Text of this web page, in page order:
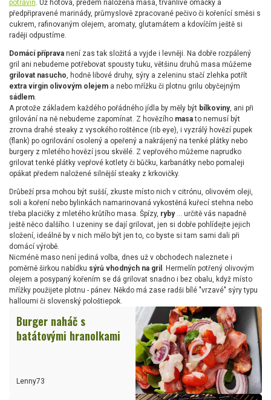
potravin. Už hotová, předem naložená masa, trvanlivé omáčky a
předpřipravené marinády, průmyslově zpracované pečivo či kořenící směsi s
cukrem, rafinovaným olejem, aromaty, glutamátem a kdovíčím ještě si
raději odpustíme.
Domácí příprava není zas tak složitá a vyjde i levněji. Na dobře rozpálený
gril ani nebudeme potřebovat spousty tuku, většinu druhů masa můžeme
grilovat nasucho, hodně libové druhy, sýry a zeleninu stačí zlehka potřít
extra virgin olivovým olejem a nebo mřížku či plotnu grilu obyčejným
sádlem.
A protože základem každého pořádného jídla by měly být bílkoviny, ani při
grilování na ně nebudeme zapomínat. Z hovězího masato nemusí být
zrovna drahé steaky z vysokého roštěnce (rib eye), i vyzrálý hovězí pupek
(flank) po ogrilování osolený a opeřený a nakrájený na tenké plátky nebo
burgery z mletého hovězí jsou skvělé. Z vepřového můžeme naprudko
grilovat tenké plátky vepřové kotlety či bůčku, karbanátky nebo pomaleji
opákat předem naložené silnější steaky z krkovičky.
Drůbeží prsa mohou být sušší, zkuste místo nich v citrónu, olivovém oleji,
soli a koření nebo bylinkách namarinovaná vykostěná kuřecí stehna nebo
třeba placičky z mletého krůtího masa. Špízy, ryby... určitě vás napadně
ještě něco dalšího. I uzeniny se dají grilovat, jen si dobře pohlídejte jejich
složení, ideálně by v nich mělo být jen to, co byste si tam sami dali při
domácí výrobě.
Nicméně maso není jediná volba, dnes už v obchodech naleznete i
poměrně širkou nabídku sýrů vhodných na gril . Hermelín potřený olivovým
olejem a posypaný kořením se dá grilovat snadno i bez obalu, když místo
mřížky použijete plotnu - pánev. Někdo má zase radši bílé "vrzavé" sýry typu
halloumi či slovenský pološtiepok.
Burger naháč s
batátovými hranolkami
Lenny73